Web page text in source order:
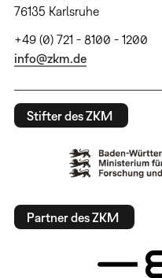
76135 Karlsruhe
+49 (0) 721 - 8100 - 1200
info@zkm.de
Stifter des ZKM
Partner des ZKM